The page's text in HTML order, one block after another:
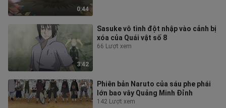
0:44
3:42
Sasuke vô tình đột nhập vào cảnh bị
xóa của Quái vật số 8
66 Lượt xem
Phiên bản Naruto của sáu phe phái
lớn bao vây Quảng Minh Đỉnh
142 Lượt xem